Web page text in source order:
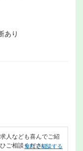
あり
人なども喜んでご紹
ご相談ください。
無料で相談する